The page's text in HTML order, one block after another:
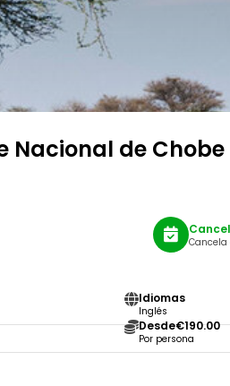
Nacional de Chobe
Idiomas
Inglés
Desde€190.00
Por persona